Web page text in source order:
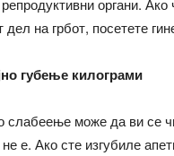
органи.
дел на грбот, посетете
губење килограми
слабеење може да ви се
е. Ако сте изгубиле